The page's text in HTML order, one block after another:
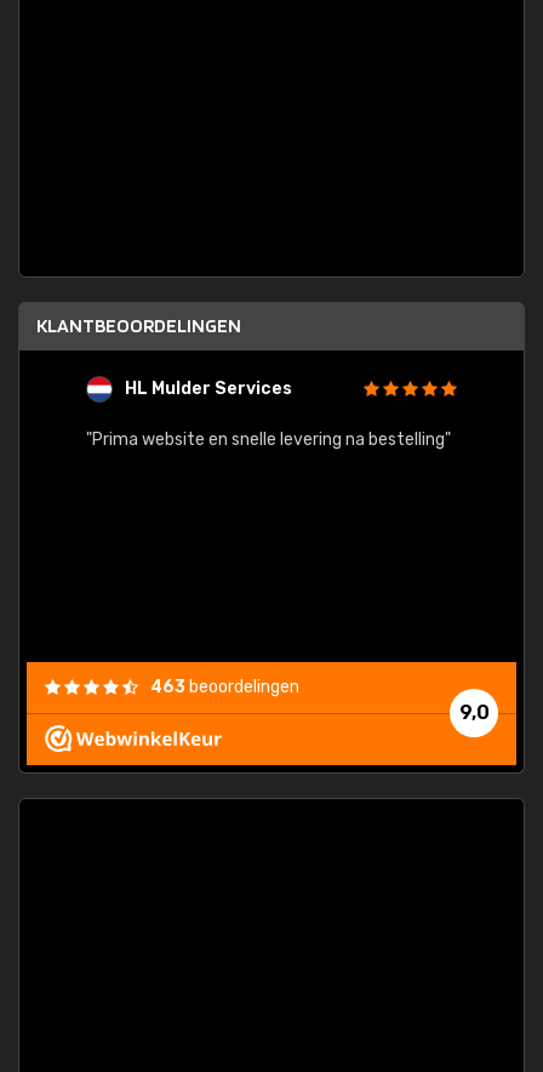
KLANTBEOORDELINGEN
HL Mulder Services
"Prima website en snelle levering na bestelling"
9,0
463 beoordelingen